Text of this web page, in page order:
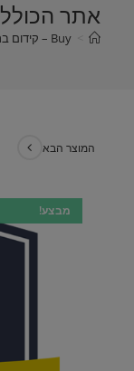
אתר הכולל
Buy – קידום ברשתות החברתיות
מבצע!
המוצר הבא